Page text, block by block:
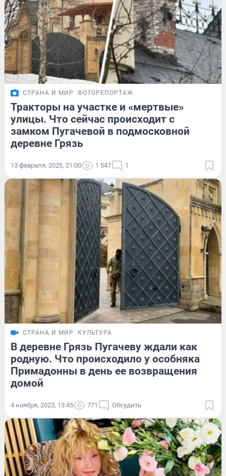
СТРАНА И МИР ФОТОРЕПОРТАЖ
Тракторы на участке и «мертвые»
улицы. Что сейчас происходит с
замком Пугачевой в подмосковной
деревне Грязь
13 февраля, 2025, 21:00 1 547 1
СТРАНА И МИР КУЛЬТУРА
В деревне Грязь Пугачеву ждали как
родную. Что происходило у особняка
Примадонны в день ее возвращения
домой
4 ноября, 2023, 13:45 771 Обсудить